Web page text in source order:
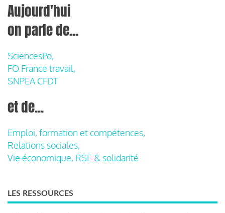
Aujourd'hui
on parle de...
SciencesPo,
FO France travail,
SNPEA CFDT
et de...
Emploi, formation et compétences,
Relations sociales,
Vie économique, RSE & solidarité
LES RESSOURCES